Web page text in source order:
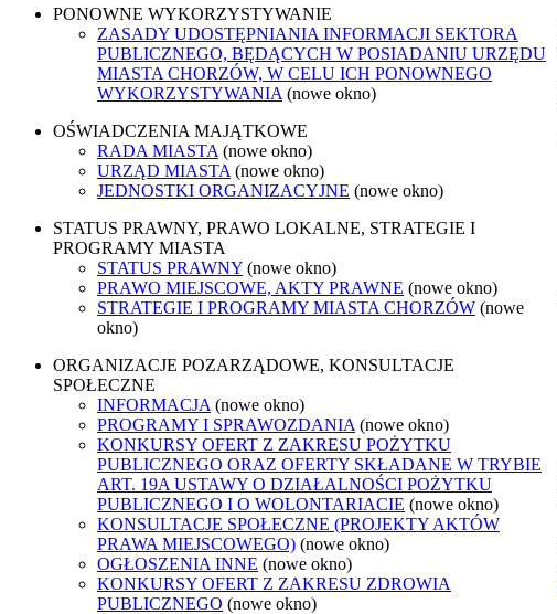
PONOWNE WYKORZYSTYWANIE
ZASADY UDOSTĘPNIANIA INFORMACJI SEKTORA
PUBLICZNEGO, BĘDĄCYCH W POSIADANIU URZĘDU
MIASTA CHORZÓW, W CELU ICH PONOWNEGO
WYKORZYSTYWANIA (nowe okno)
OŚWIADCZENIA MAJĄTKOWE
RADA MIASTA (nowe okno)
URZĄD MIASTA (nowe okno)
JEDNOSTKI ORGANIZACYJNE (nowe okno)
STATUS PRAWNY, PRAWO LOKALNE, STRATEGIE I
PROGRAMY MIASTA
STATUS PRAWNY (nowe okno)
PRAWO MIEJSCOWE, AKTY PRAWNE (nowe okno)
STRATEGIE I PROGRAMY MIASTA CHORZÓW (nowe
okno)
ORGANIZACJE POZARZĄDOWE, KONSULTACJE
SPOŁECZNE
INFORMACJA (nowe okno)
PROGRAMY I SPRAWOZDANIA (nowe okno)
KONKURSY OFERT Z ZAKRESU POŻYTKU
PUBLICZNEGO ORAZ OFERTY SKŁADANE W TRYBIE
ART. 19A USTAWY O DZIAŁALNOŚCI POŻYTKU
PUBLICZNEGO I O WOLONTARIACIE (nowe okno)
KONSULTACJE SPOŁECZNE (PROJEKTY AKTÓW
PRAWA MIEJSCOWEGO) (nowe okno)
OGŁOSZENIA INNE (nowe okno)
KONKURSY OFERT Z ZAKRESU ZDROWIA
PUBLICZNEGO (nowe okno)